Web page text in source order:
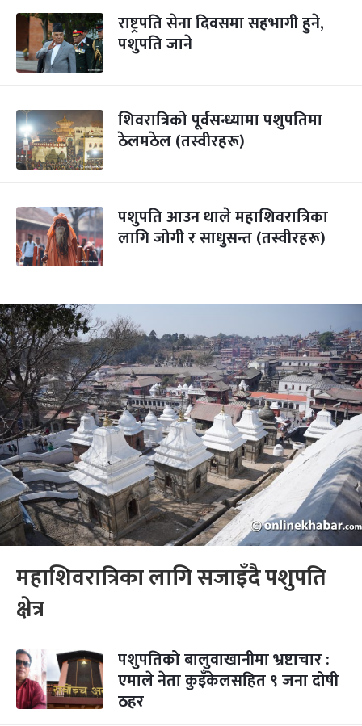
राष्ट्रपति सेना दिवसमा सहभागी हुने,
पशुपति जाने
शिवरात्रिको पूर्वसन्ध्यामा पशुपतिमा
ठेलमठेल (तस्वीरहरू)
पशुपति आउन थाले महाशिवरात्रिका
लागि जोगी र साधुसन्त (तस्वीरहरू)
महाशिवरात्रिका लागि सजाइँदै पशुपति
क्षेत्र
पशुपतिको बालुवाखानीमा भ्रष्टाचार :
एमाले नेता कुइँकेलसहित ९ जना दोषी
ठहर